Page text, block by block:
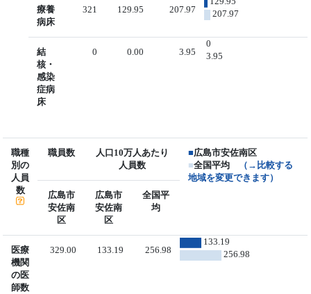
療養
病床
321 129.95 207.97
207.97
結
核・
感染
症病
床
0 0.00 3.95
0
3.95
職種
別の
人員
数
職員数
人口10万人あたり
人員数
■広島市安佐南区
■全国平均
（→比較する
地域を変更できます）
広島市
安佐南
区
広島市
安佐南
区
全国平
均
医療
機関
の医
師数
329.00 133.19 256.98
133.19
256.98